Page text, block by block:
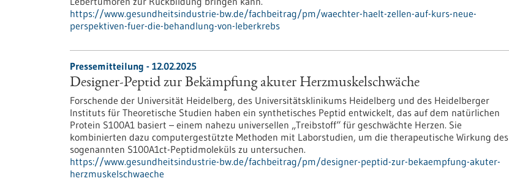
https://www.gesundheitsindustrie-bw.de/fachbeitrag/pm/waechter-haelt-zellen-auf-kurs-neue-
perspektiven-fuer-die-behandlung-von-leberkrebs
Pressemitteilung - 12.02.2025
Designer-Peptid zur Bekämpfung akuter Herzmuskelschwäche
Forschende der Universität Heidelberg, des Universitätsklinikums Heidelberg und des Heidelberger
Instituts für Theoretische Studien haben ein synthetisches Peptid entwickelt, das auf dem natürlichen
Protein S100A1 basiert – einem nahezu universellen „Treibstoff“ für geschwächte Herzen. Sie
kombinierten dazu computergestützte Methoden mit Laborstudien, um die therapeutische Wirkung des
sogenannten S100A1ct-Peptidmoleküls zu untersuchen.
https://www.gesundheitsindustrie-bw.de/fachbeitrag/pm/designer-peptid-zur-bekaempfung-akuter-
herzmuskelschwaeche